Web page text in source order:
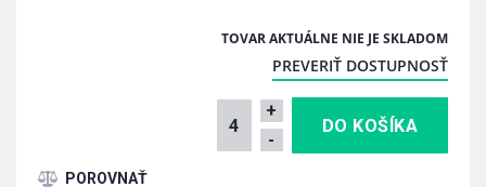
TOVAR AKTUÁLNE NIE JE SKLADOM
PREVERIŤ DOSTUPNOSŤ
+
-